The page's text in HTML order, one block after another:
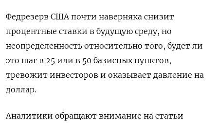
Федрезерв США почти наверняка снизит
процентные ставки в будущую среду, но
неопределенность относительно того, будет ли
это шаг в 25 или в 50 базисных пунктов,
тревожит инвесторов и оказывает давление на
доллар.
Аналитики обращают внимание на статьи